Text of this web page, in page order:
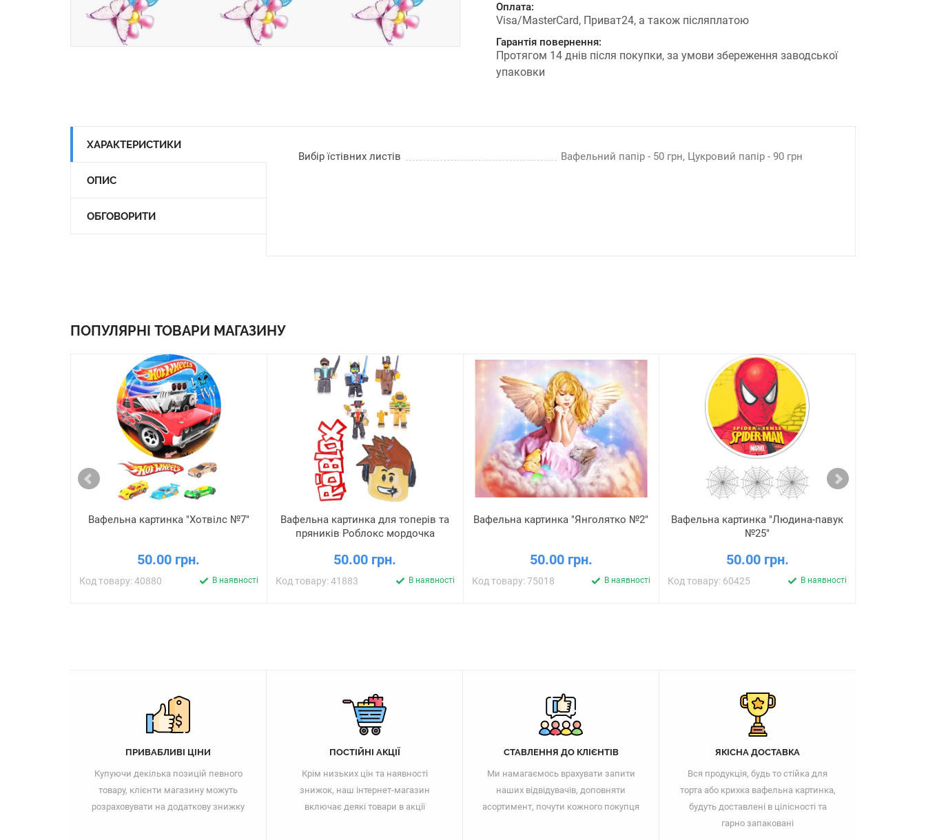
Оплата:
Visa/MasterCard, Приват24, а також післяплатою
Гарантія повернення:
Протягом 14 днів після покупки, за умови збереження заводської
упаковки
ХАРАКТЕРИСТИКИ
ОПИС
ОБГОВОРИТИ
Вибір їстівних листів Вафельний папір - 50 грн, Цукровий папір - 90 грн
ПОПУЛЯРНІ ТОВАРИ МАГАЗИНУ
Вафельна картинка "Хотвілс №7"
50.00 грн.
Код товару: 40880 В наявності
Вафельна картинка для топерів та
пряників Роблокс мордочка
50.00 грн.
Код товару: 41883 В наявності
Вафельна картинка "Янголятко №2"
50.00 грн.
Код товару: 75018 В наявності
Вафельна картинка "Людина-павук
№25"
50.00 грн.
Код товару: 60425 В наявності
ПРИВАБЛИВІ ЦІНИ
Купуючи декілька позицій певного
товару, клієнти магазину можуть
розраховувати на додаткову знижку
ПОСТІЙНІ АКЦІЇ
Крім низьких цін та наявності
знижок, наш інтернет-магазин
включає деякі товари в акції
СТАВЛЕННЯ ДО КЛІЄНТІВ
Ми намагаємось врахувати запити
наших відвідувачів, доповняти
асортимент, почути кожного покупця
ЯКІСНА ДОСТАВКА
Вся продукція, будь то стійка для
торта або крихка вафельна картинка,
будуть доставлені в цілісності та
гарно запаковані